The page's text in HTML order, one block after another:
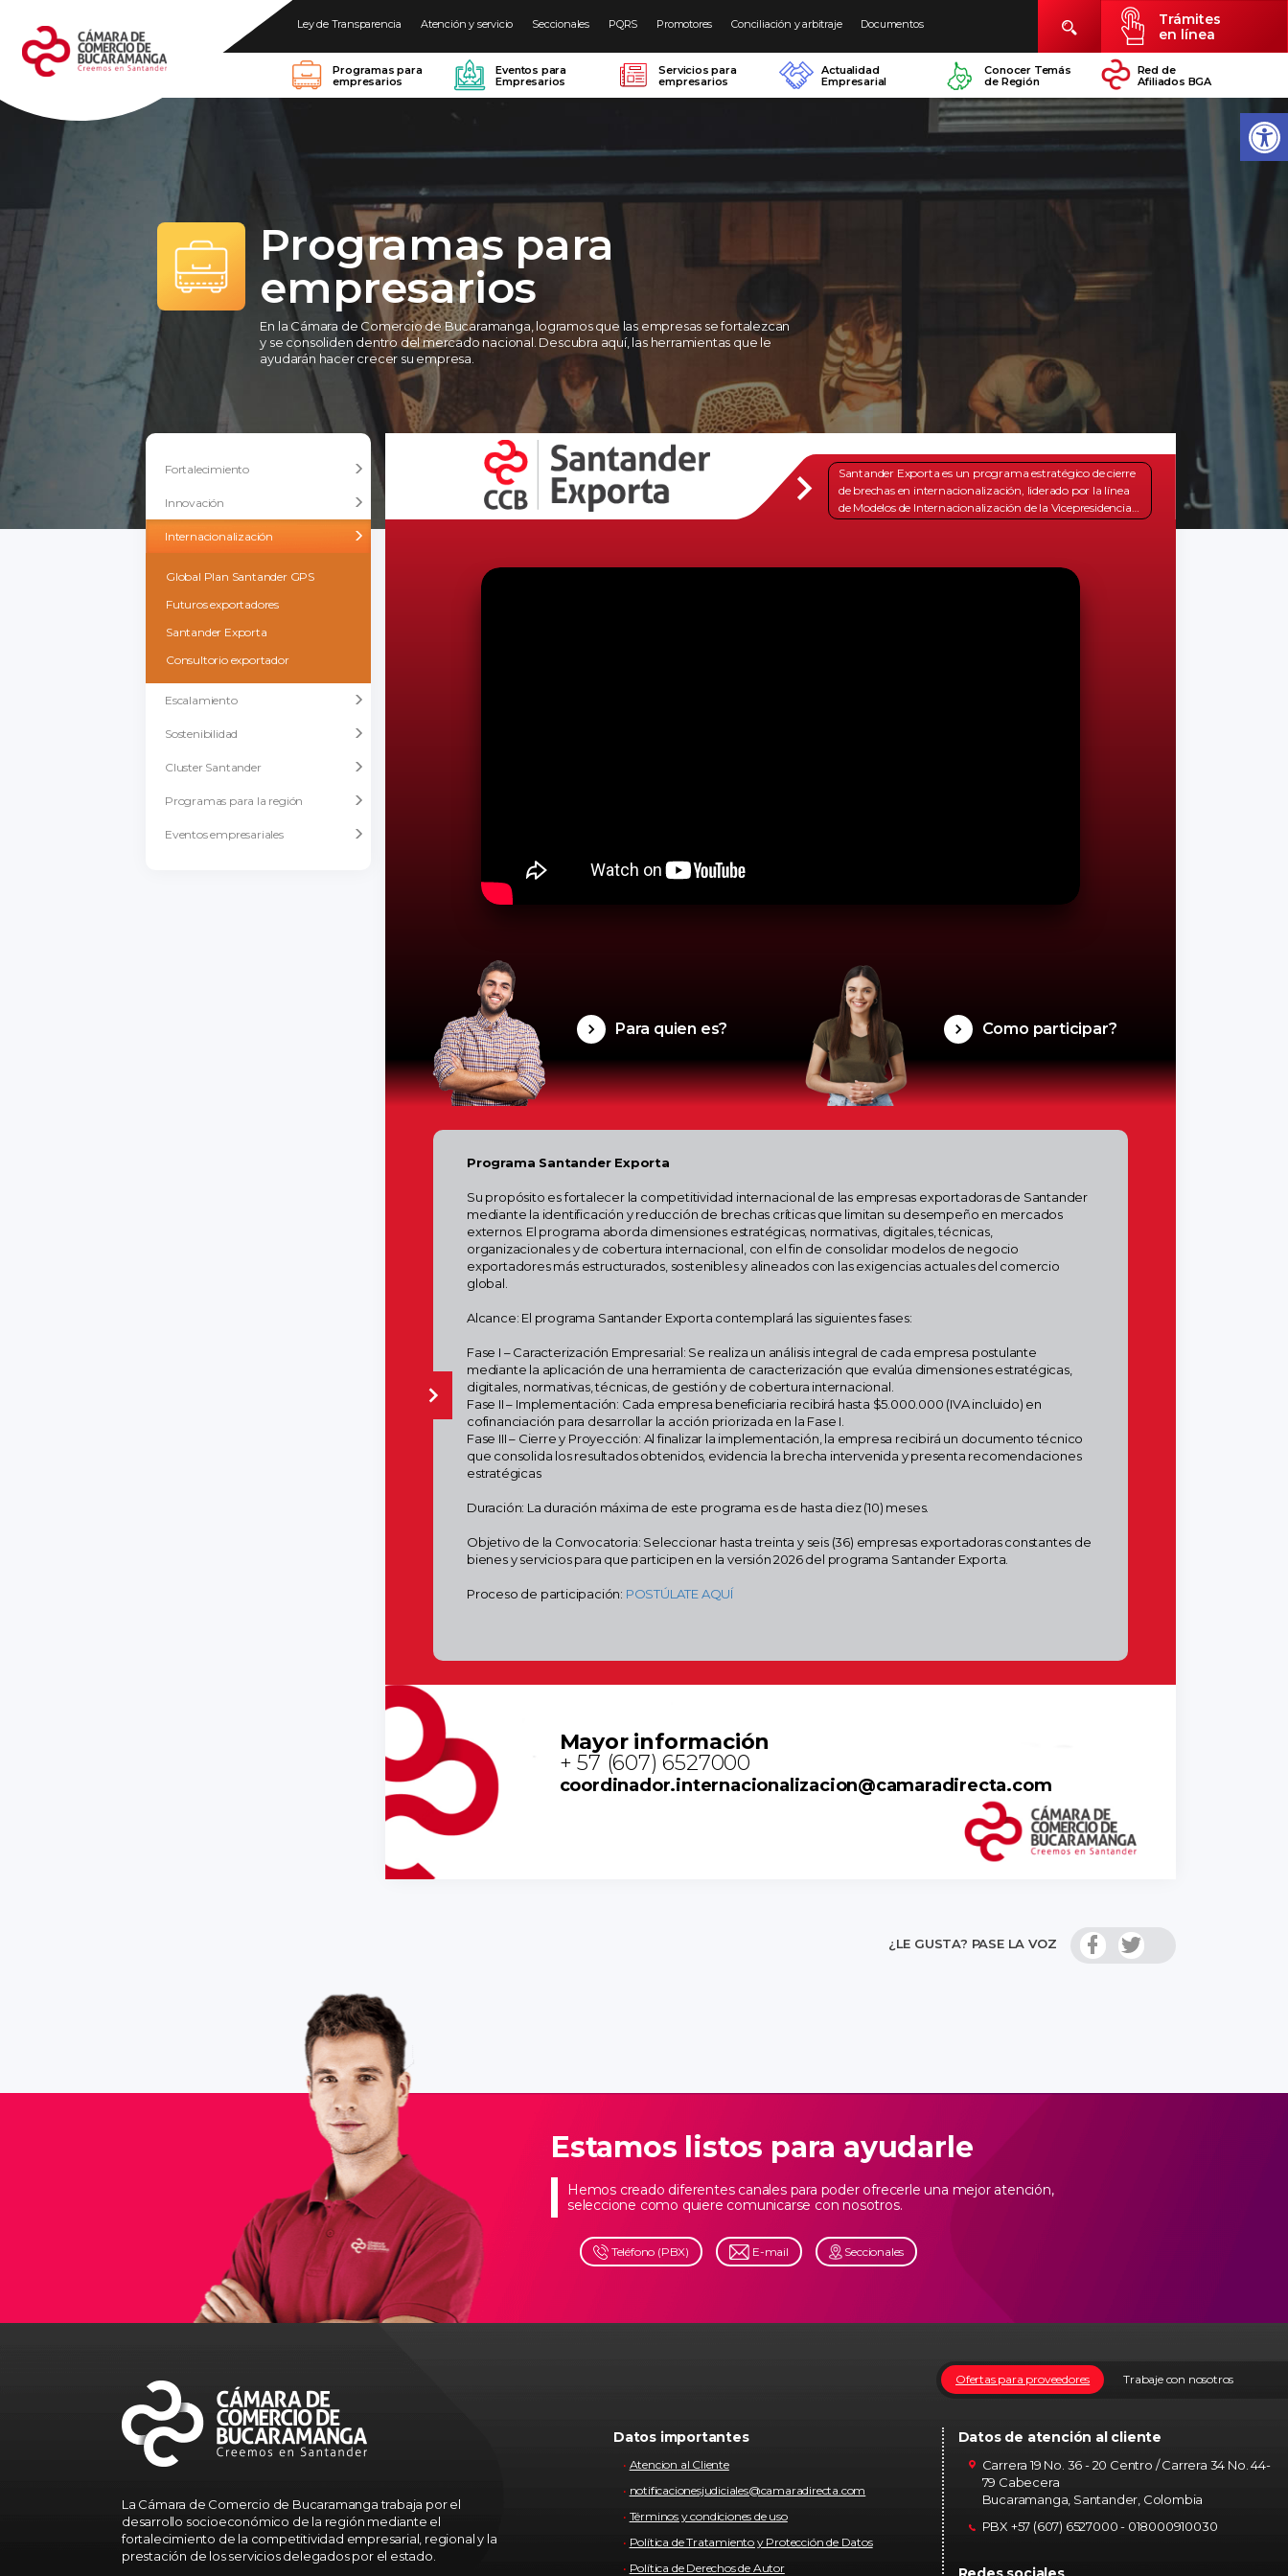
Ley de Transparencia Atención y servicio Seccionales PQRS Promotores Conciliación y arbitraje Documentos
Trámites
en línea
Programas para
empresarios
Eventos para
Empresarios
Servicios para
empresarios
Actualidad
Empresarial
Conocer Temás
de Región
Red de
Afiliados BGA
Programas para
empresarios
En la Cámara de Comercio de Bucaramanga, logramos que las empresas se fortalezcan
y se consoliden dentro del mercado nacional. Descubra aquí, las herramientas que le
ayudarán hacer crecer su empresa.
Fortalecimiento
Innovación
Internacionalización
Global Plan Santander GPS
Futuros exportadores
Santander Exporta
Consultorio exportador
Escalamiento
Sostenibilidad
Cluster Santander
Programas para la región
Eventos empresariales
Santander Exporta es un programa estratégico de cierre
de brechas en internacionalización, liderado por la línea
de Modelos de Internacionalización de la Vicepresidencia
Para quien es? Como participar?
Programa Santander Exporta
Su propósito es fortalecer la competitividad internacional de las empresas exportadoras de Santander
mediante la identificación y reducción de brechas críticas que limitan su desempeño en mercados
externos. El programa aborda dimensiones estratégicas, normativas, digitales, técnicas,
organizacionales y de cobertura internacional, con el fin de consolidar modelos de negocio
exportadores más estructurados, sostenibles y alineados con las exigencias actuales del comercio
global.
Alcance: El programa Santander Exporta contemplará las siguientes fases:
Fase I – Caracterización Empresarial: Se realiza un análisis integral de cada empresa postulante
mediante la aplicación de una herramienta de caracterización que evalúa dimensiones estratégicas,
digitales, normativas, técnicas, de gestión y de cobertura internacional.
Fase II – Implementación: Cada empresa beneficiaria recibirá hasta $5.000.000 (IVA incluido) en
cofinanciación para desarrollar la acción priorizada en la Fase I.
Fase III – Cierre y Proyección: Al finalizar la implementación, la empresa recibirá un documento técnico
que consolida los resultados obtenidos, evidencia la brecha intervenida y presenta recomendaciones
estratégicas
Duración: La duración máxima de este programa es de hasta diez (10) meses.
Objetivo de la Convocatoria: Seleccionar hasta treinta y seis (36) empresas exportadoras constantes de
bienes y servicios para que participen en la versión 2026 del programa Santander Exporta.
Proceso de participación: POSTÚLATE AQUÍ
Mayor información
+ 57 (607) 6527000
coordinador.internacionalizacion@camaradirecta.com
¿LE GUSTA? PASE LA VOZ
Estamos listos para ayudarle
Hemos creado diferentes canales para poder ofrecerle una mejor atención,
seleccione como quiere comunicarse con nosotros.
Teléfono (PBX) E-mail Seccionales
La Cámara de Comercio de Bucaramanga trabaja por el
desarrollo socioeconómico de la región mediante el
fortalecimiento de la competitividad empresarial, regional y la
prestación de los servicios delegados por el estado.
Trabaje con nosotros
Ofertas para proveedores
Datos importantes
Atencion al Cliente
notificacionesjudiciales@camaradirecta.com
Términos y condiciones de uso
Política de Tratamiento y Protección de Datos
Política de Derechos de Autor
Datos de atención al cliente
Carrera 19 No. 36 - 20 Centro / Carrera 34 No. 44-
79 Cabecera
Bucaramanga, Santander, Colombia
PBX +57 (607) 6527000 - 018000910030